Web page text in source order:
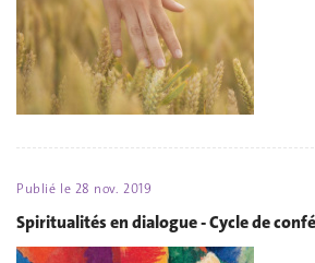
Publié le 28 nov. 2019
Spiritualités en dialogue - Cycle de